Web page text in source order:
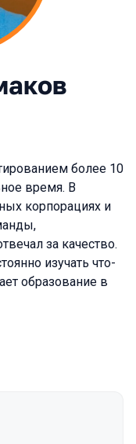
более 10
время. В
корпорациях и
за качество.
изучать что-
образование в
Moscow